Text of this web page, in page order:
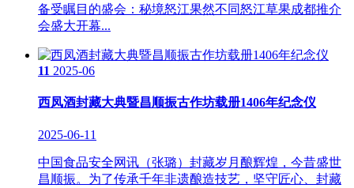
备受瞩目的盛会：秘境怒江果然不同怒江草果成都推介
会盛大开幕...
11 2025-06
西凤酒封藏大典暨昌顺振古作坊载册1406年纪念仪
2025-06-11
中国食品安全网讯（张璐）封藏岁月酿辉煌，今昔盛世
昌顺振。为了传承千年非遗酿造技艺，坚守匠心、封藏